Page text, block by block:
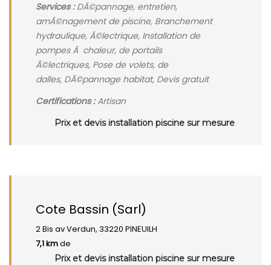
Services :DÃ©pannage, entretien,
amÃ©nagement de piscine, Branchement
hydraulique, Ã©lectrique, Installation de
pompes Ã chaleur, de portails
Ã©lectriques, Pose de volets, de
dalles, DÃ©pannage habitat, Devis gratuit
Certifications :Artisan
Prix et devis installation piscine sur mesure
Cote Bassin (Sarl)
2 Bis av Verdun, 33220 PINEUILH
7,1 kmde
Prix et devis installation piscine sur mesure